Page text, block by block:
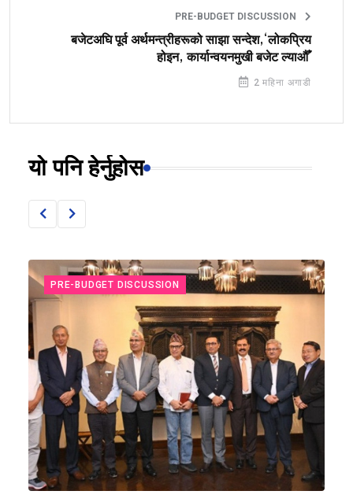
PRE-BUDGET DISCUSSION
बजेटअघि पूर्व अर्थमन्त्रीहरूको साझा सन्देश,‘लोकप्रिय
होइन, कार्यान्वयनमुखी बजेट ल्याऔँ’
2 महिना अगाडी
यो पनि हेर्नुहोस
PRE-BUDGET DISCUSSION